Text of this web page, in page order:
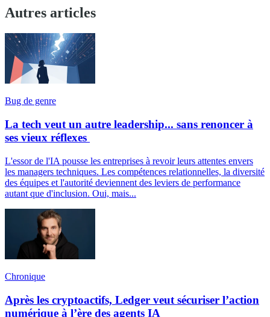
Autres articles
Bug de genre
La tech veut un autre leadership... sans renoncer à
ses vieux réflexes
L'essor de l'IA pousse les entreprises à revoir leurs attentes envers
les managers techniques. Les compétences relationnelles, la diversité
des équipes et l'autorité deviennent des leviers de performance
autant que d'inclusion. Oui, mais...
Chronique
Après les cryptoactifs, Ledger veut sécuriser l’action
numérique à l’ère des agents IA